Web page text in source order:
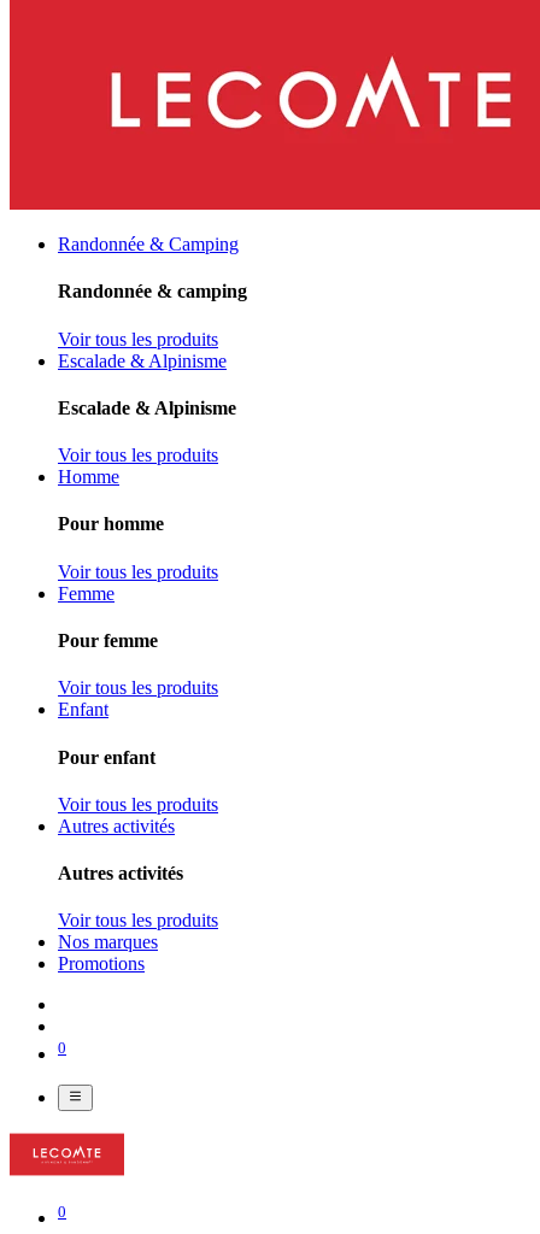
Randonnée & Camping
Randonnée & camping
Voir tous les produits
Escalade & Alpinisme
Escalade & Alpinisme
Voir tous les produits
Homme
Pour homme
Voir tous les produits
Femme
Pour femme
Voir tous les produits
Enfant
Pour enfant
Voir tous les produits
Autres activités
Autres activités
Voir tous les produits
Nos marques
Promotions
0
0